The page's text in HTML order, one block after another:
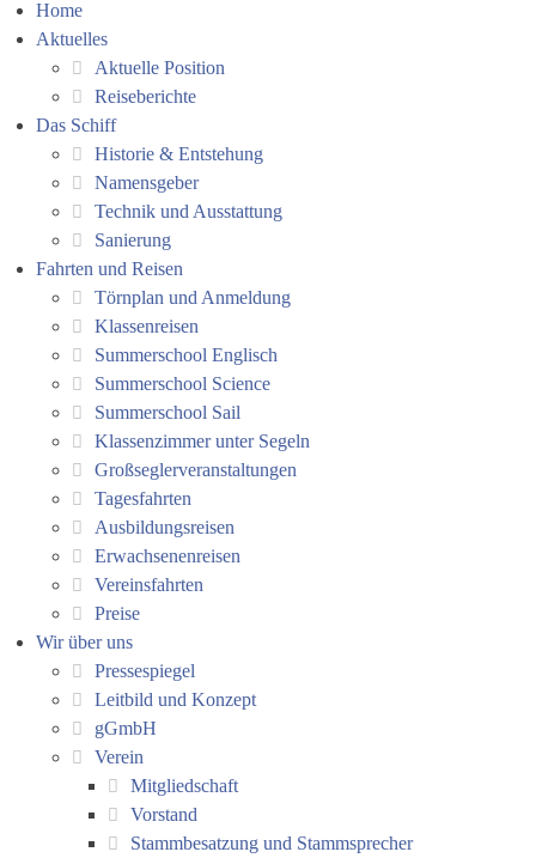
Home
Aktuelles
Aktuelle Position
Reiseberichte
Das Schiff
Historie & Entstehung
Namensgeber
Technik und Ausstattung
Sanierung
Fahrten und Reisen
Törnplan und Anmeldung
Klassenreisen
Summerschool Englisch
Summerschool Science
Summerschool Sail
Klassenzimmer unter Segeln
Großseglerveranstaltungen
Tagesfahrten
Ausbildungsreisen
Erwachsenenreisen
Vereinsfahrten
Preise
Wir über uns
Pressespiegel
Leitbild und Konzept
gGmbH
Verein
Mitgliedschaft
Vorstand
Stammbesatzung und Stammsprecher